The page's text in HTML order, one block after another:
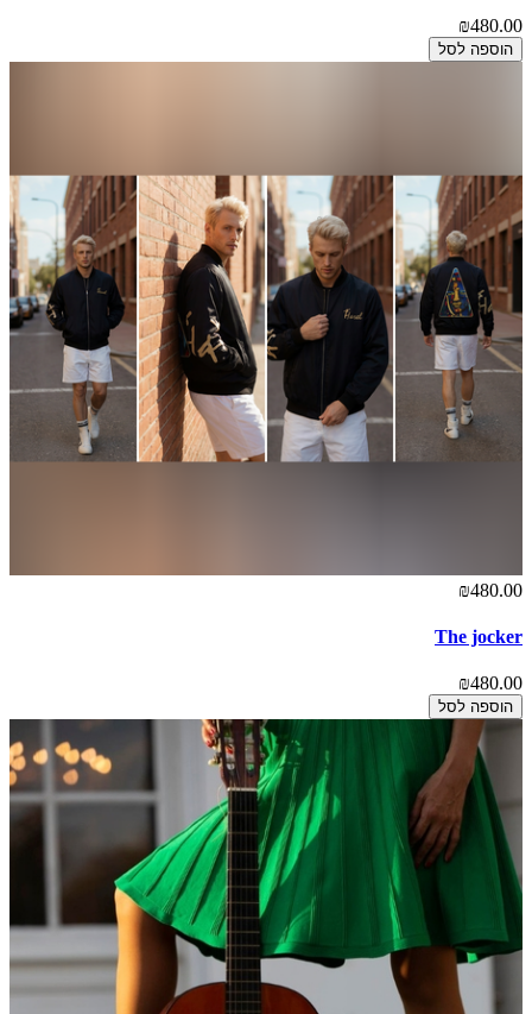
₪480.00
הוספה לסל
₪480.00
The jocker
₪480.00
הוספה לסל